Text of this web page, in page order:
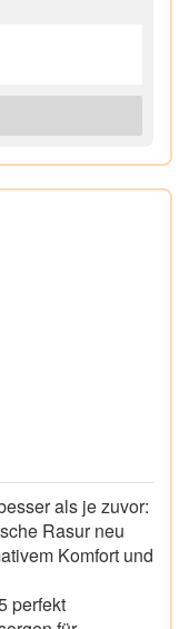
Ladeanzeige
als je zuvor:
Rasur neu
Komfort und
perfekt